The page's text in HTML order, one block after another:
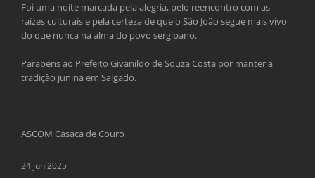
Foi uma noite marcada pela alegria, pelo reencontro com as
raízes culturais e pela certeza de que o São João segue mais vivo
do que nunca na alma do povo sergipano.
Parabéns ao Prefeito Givanildo de Souza Costa por manter a
tradição junina em Salgado.
ASCOM Casaca de Couro
24 jun 2025